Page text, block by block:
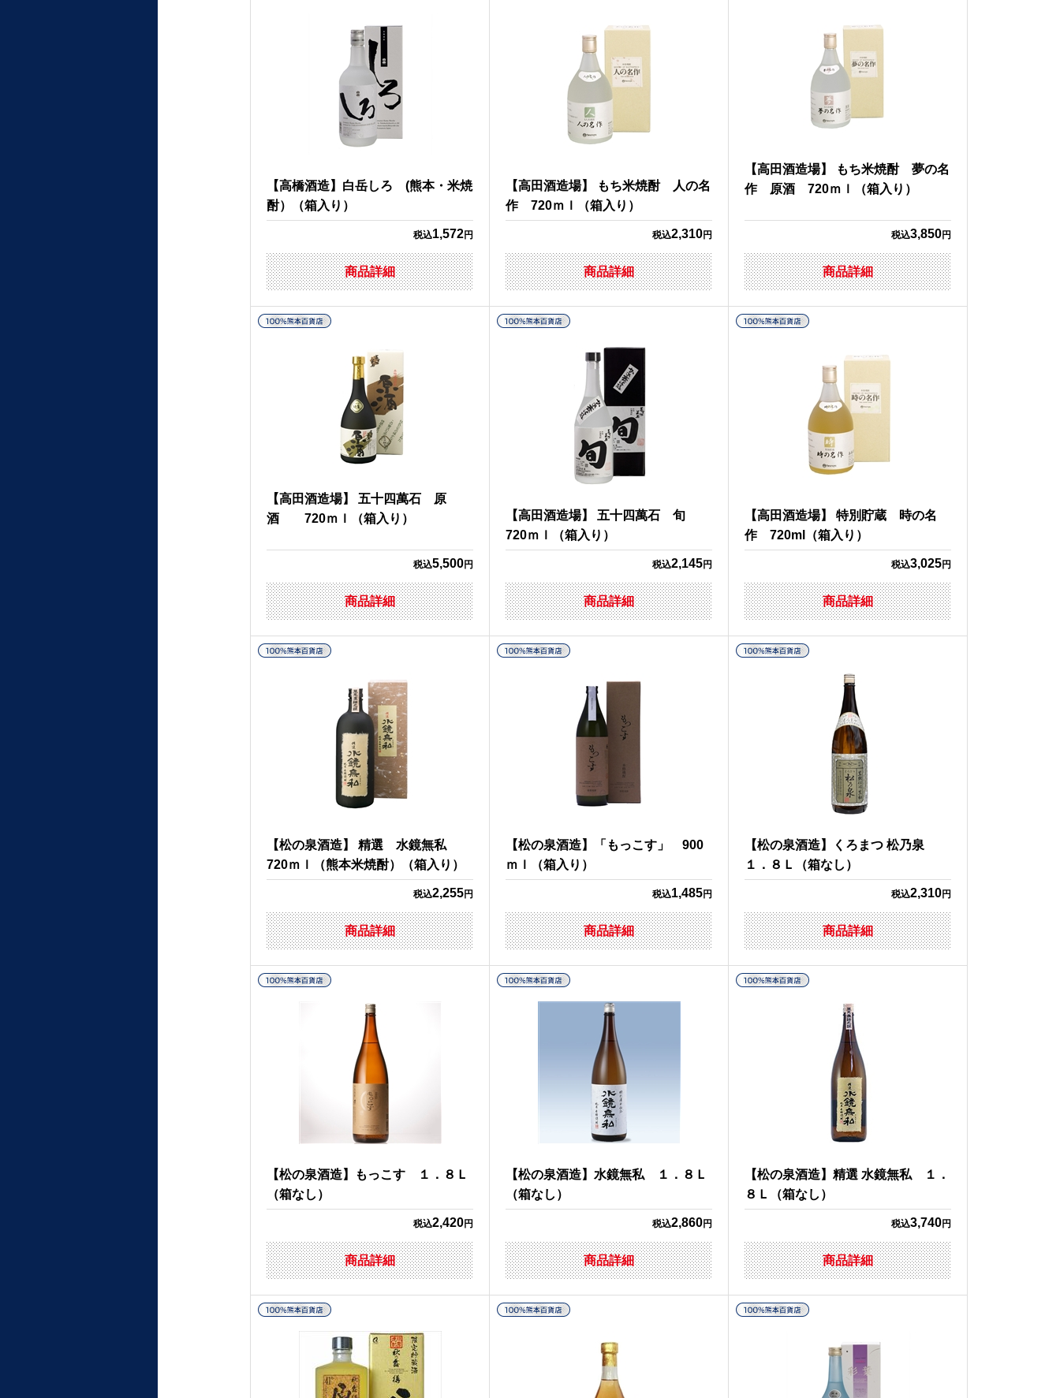
【高橋酒造】白岳しろ (熊本・米焼
酎）（箱入り）
税込1,572円
商品詳細
【高田酒造場】 もち米焼酎 人の名
作 720ｍｌ（箱入り）
税込2,310円
商品詳細
【高田酒造場】 もち米焼酎 夢の名
作 原酒 720ｍｌ（箱入り）
税込3,850円
商品詳細
【高田酒造場】 五十四萬石 原
酒 720ｍｌ（箱入り）
税込5,500円
商品詳細
【高田酒造場】 五十四萬石 旬
720ｍｌ（箱入り）
税込2,145円
商品詳細
【高田酒造場】 特別貯蔵 時の名
作 720ml（箱入り）
税込3,025円
商品詳細
【松の泉酒造】 精選 水鏡無私
720ｍｌ（熊本米焼酎）（箱入り）
税込2,255円
商品詳細
【松の泉酒造】「もっこす」 900
ｍｌ（箱入り）
税込1,485円
商品詳細
【松の泉酒造】くろまつ 松乃泉
１．８Ｌ（箱なし）
税込2,310円
商品詳細
【松の泉酒造】もっこす １．８Ｌ
（箱なし）
税込2,420円
商品詳細
【松の泉酒造】水鏡無私 １．８Ｌ
（箱なし）
税込2,860円
商品詳細
【松の泉酒造】精選 水鏡無私 １．
８Ｌ（箱なし）
税込3,740円
商品詳細